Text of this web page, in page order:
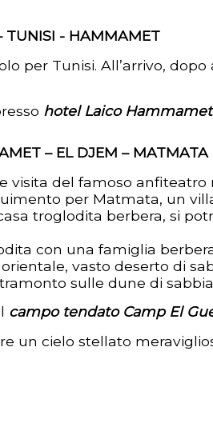
- HAMMAMET
per Tunisi. All’arrivo,
hotel Laico Hammamet
– EL DJEM – MATMATA -
visita del famoso
per Matmata, un
troglodita berbera, si
con una famiglia
vasto deserto di
sulle dune di
campo tendato Camp El
un cielo stellato